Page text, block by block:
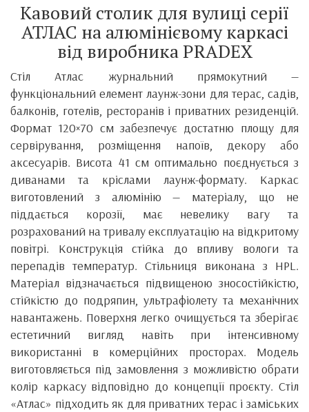
Кавовий столик для вулиці серії
АТЛАС на алюмінієвому каркасі
від виробника PRADEX
Стіл Атлас журнальний прямокутний —
функціональний елемент лаунж-зони для терас, садів,
балконів, готелів, ресторанів і приватних резиденцій.
Формат 120×70 см забезпечує достатню площу для
сервірування, розміщення напоїв, декору або
аксесуарів. Висота 41 см оптимально поєднується з
диванами та кріслами лаунж-формату. Каркас
виготовлений з алюмінію — матеріалу, що не
піддається корозії, має невелику вагу та
розрахований на тривалу експлуатацію на відкритому
повітрі. Конструкція стійка до впливу вологи та
перепадів температур. Стільниця виконана з HPL.
Матеріал відзначається підвищеною зносостійкістю,
стійкістю до подряпин, ультрафіолету та механічних
навантажень. Поверхня легко очищується та зберігає
естетичний вигляд навіть при інтенсивному
використанні в комерційних просторах. Модель
виготовляється під замовлення з можливістю обрати
колір каркасу відповідно до концепції проєкту. Стіл
«Атлас» підходить як для приватних терас і заміських